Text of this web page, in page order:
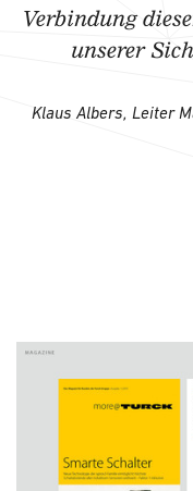
Verbindung
unserer
Klaus Albers, Leiter